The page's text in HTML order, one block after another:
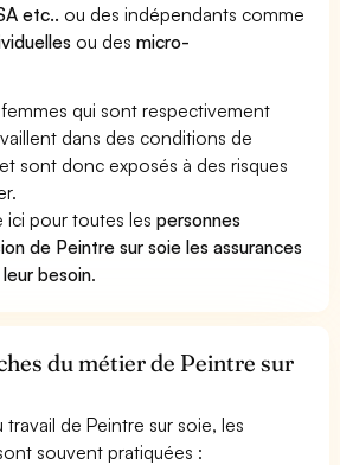
etc.. ou des indépendants comme
ou desmicro-
qui sont respectivement
dans des conditions de
sont donc exposés à des risques
ici pour toutes lespersonnes
de Peintre sur soie les assurances
besoin.
du métier de Peintre sur
de Peintre sur soie, les
souvent pratiquées :